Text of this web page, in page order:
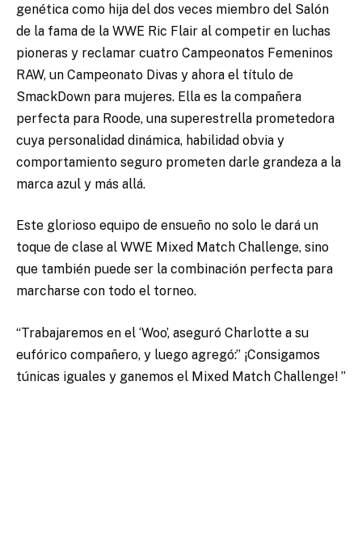
genética como hija del dos veces miembro del Salón
de la fama de la WWE Ric Flair al competir en luchas
pioneras y reclamar cuatro Campeonatos Femeninos
RAW, un Campeonato Divas y ahora el título de
SmackDown para mujeres. Ella es la compañera
perfecta para Roode, una superestrella prometedora
cuya personalidad dinámica, habilidad obvia y
comportamiento seguro prometen darle grandeza a la
marca azul y más allá.
Este glorioso equipo de ensueño no solo le dará un
toque de clase al WWE Mixed Match Challenge, sino
que también puede ser la combinación perfecta para
marcharse con todo el torneo.
“Trabajaremos en el ‘Woo’, aseguró Charlotte a su
eufórico compañero, y luego agregó:” ¡Consigamos
túnicas iguales y ganemos el Mixed Match Challenge! ”